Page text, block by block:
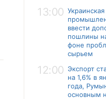
13:00
ввести
пошлины
фоне
сырьем
12:00 Экспорт
на 1,6% в
года,
основным